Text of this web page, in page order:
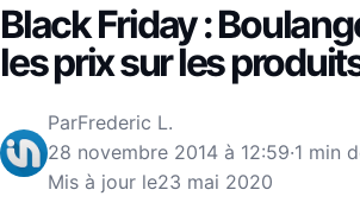
Black Friday :
les prix sur les
ParFrederic L.
28 novembre 2014 à 12:59·1 min
Mis à jour le23 mai 2020